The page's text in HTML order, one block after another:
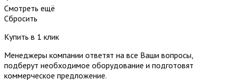
Смотреть ещё
Сбросить
Купить в 1 клик
Менеджеры компании ответят на все Ваши вопросы,
подберут необходимое оборудование и подготовят
коммерческое предложение.